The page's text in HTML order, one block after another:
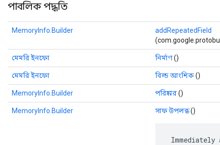
পাবলিক পদ্ধতি
MemoryInfo.Builder
addRepeatedField
মেমরি ইনফো নির্মাণ()
মেমরি ইনফো বিল্ড আংশিক()
MemoryInfo.Builder পরিষ্কার()
MemoryInfo.Builder সাফ উপলব্ধ()
Immediately